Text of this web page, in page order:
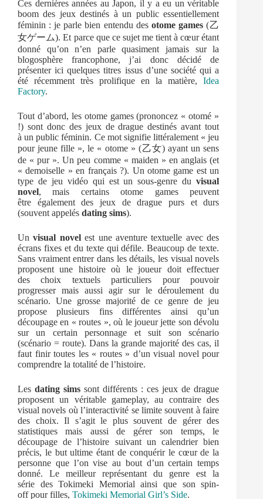
Ces dernières années au Japon, il y a eu un véritable
boom des jeux destinés à un public essentiellement
féminin : je parle bien entendu des otome games(乙
女ゲーム). Et parce que ce sujet me tient à cœur étant
donné qu’on n’en parle quasiment jamais sur la
blogosphère francophone, j’ai donc décidé de
présenter ici quelques titres issus d’une société qui a
été récemment très prolifique en la matière,Idea
Factory.
Tout d’abord, les otome games (prononcez « otomé »
!) sont donc des jeux de drague destinés avant tout
à un public féminin. Ce mot signifie littéralement « jeu
pour jeune fille », le « otome » (乙女) ayant un sens
de « pur ». Un peu comme « maiden » en anglais (et
« demoiselle » en français ?). Un otome game est un
type de jeu vidéo qui est un sous-genre duvisual
novel, mais certains otome games peuvent
être également des jeux de drague purs et durs
(souvent appelés dating sims).
Unvisual novelest une aventure textuelle avec des
écrans fixes et du texte qui défile. Beaucoup de texte.
Sans vraiment entrer dans les détails, les visual novels
proposent une histoire où le joueur doit effectuer
des choix textuels particuliers pour pouvoir
progresser mais aussi agir sur le déroulement du
scénario. Une grosse majorité de ce genre de jeu
propose plusieurs fins différentes ainsi qu’un
découpage en « routes », où le joueur jette son dévolu
sur un certain personnage et suit son scénario
(scénario = route). Dans la grande majorité des cas, il
faut finir toutes les « routes » d’un visual novel pour
comprendre la totalité de l’histoire.
Lesdating sims sont différents : ces jeux de drague
proposent un véritable gameplay, au contraire des
visual novels où l’interactivité se limite souvent à faire
des choix. Il s’agit le plus souvent de gérer des
statistiques mais aussi de gérer son temps, le
découpage de l’histoire suivant un calendrier bien
précis, le but ultime étant de conquérir le cœur de la
personne que l’on vise au bout d’un certain temps
donné. Le meilleur représentant du genre est la
série des Tokimeki Memorial ainsi que son spin-
off pour filles, Tokimeki Memorial Girl’s Side.